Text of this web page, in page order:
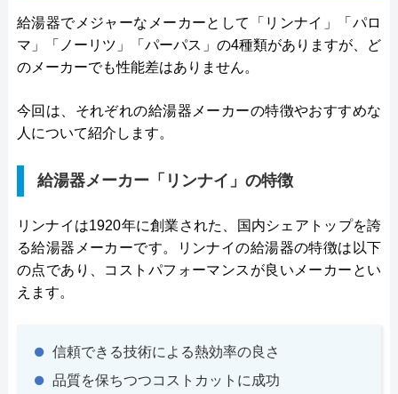
給湯器でメジャーなメーカーとして「リンナイ」「パロ
マ」「ノーリツ」「パーパス」の4種類がありますが、ど
のメーカーでも性能差はありません。
今回は、それぞれの給湯器メーカーの特徴やおすすめな
人について紹介します。
給湯器メーカー「リンナイ」の特徴
リンナイは1920年に創業された、国内シェアトップを誇
る給湯器メーカーです。リンナイの給湯器の特徴は以下
の点であり、コストパフォーマンスが良いメーカーとい
えます。
信頼できる技術による熱効率の良さ
品質を保ちつつコストカットに成功